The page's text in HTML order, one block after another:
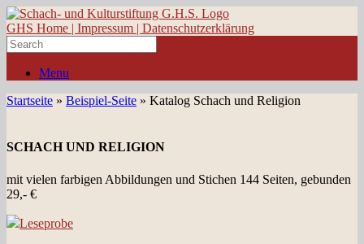
GHS Home | Impressum | Datenschutzerklärung
Search
for:
Menu
Startseite » Beispiel-Seite » Katalog Schach und Religion
SCHACH UND RELIGION
mit vielen farbigen Abbildungen und Stichen 144 Seiten, gebunden
29,- €
Leseprobe